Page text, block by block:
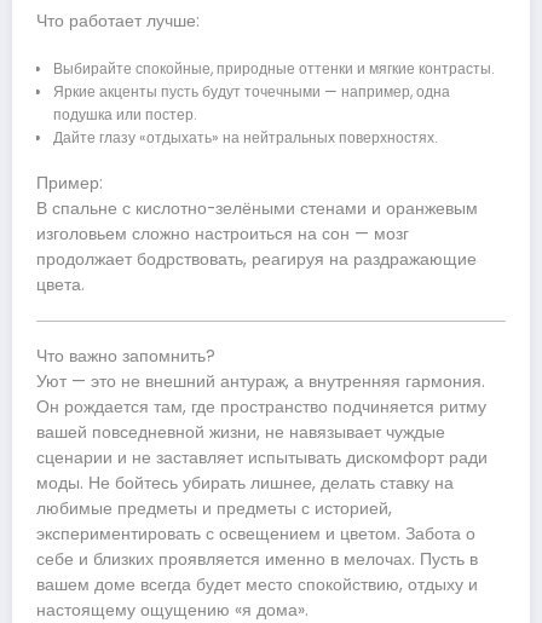
Что работает лучше:
Выбирайте спокойные, природные оттенки и мягкие контрасты.
Яркие акценты пусть будут точечными — например, одна
подушка или постер.
Дайте глазу «отдыхать» на нейтральных поверхностях.
Пример:
В спальне с кислотно-зелёными стенами и оранжевым
изголовьем сложно настроиться на сон — мозг
продолжает бодрствовать, реагируя на раздражающие
цвета.
Что важно запомнить?
Уют — это не внешний антураж, а внутренняя гармония.
Он рождается там, где пространство подчиняется ритму
вашей повседневной жизни, не навязывает чуждые
сценарии и не заставляет испытывать дискомфорт ради
моды. Не бойтесь убирать лишнее, делать ставку на
любимые предметы и предметы с историей,
экспериментировать с освещением и цветом. Забота о
себе и близких проявляется именно в мелочах. Пусть в
вашем доме всегда будет место спокойствию, отдыху и
настоящему ощущению «я дома».